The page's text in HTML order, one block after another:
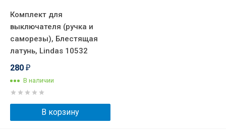
Комплект для
выключателя (ручка и
саморезы), Блестящая
латунь, Lindas 10532
280 ₽
В наличии
В корзину